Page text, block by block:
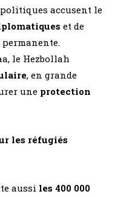
accusent le
et de
le Hezbollah
, en grande
une protection
les réfugiés
aussi les 400 000